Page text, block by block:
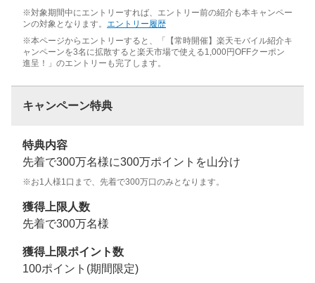
※対象期間中にエントリーすれば、エントリー前の紹介も本キャンペー
ンの対象となります。 エントリー履歴
※本ページからエントリーすると、「【常時開催】楽天モバイル紹介キ
ャンペーンを3名に拡散すると楽天市場で使える1,000円OFFクーポン
進呈！」のエントリーも完了します。
キャンペーン特典
特典内容
先着で300万名様に300万ポイントを山分け
※お1人様1口まで、先着で300万口のみとなります。
獲得上限人数
先着で300万名様
獲得上限ポイント数
100ポイント(期間限定)